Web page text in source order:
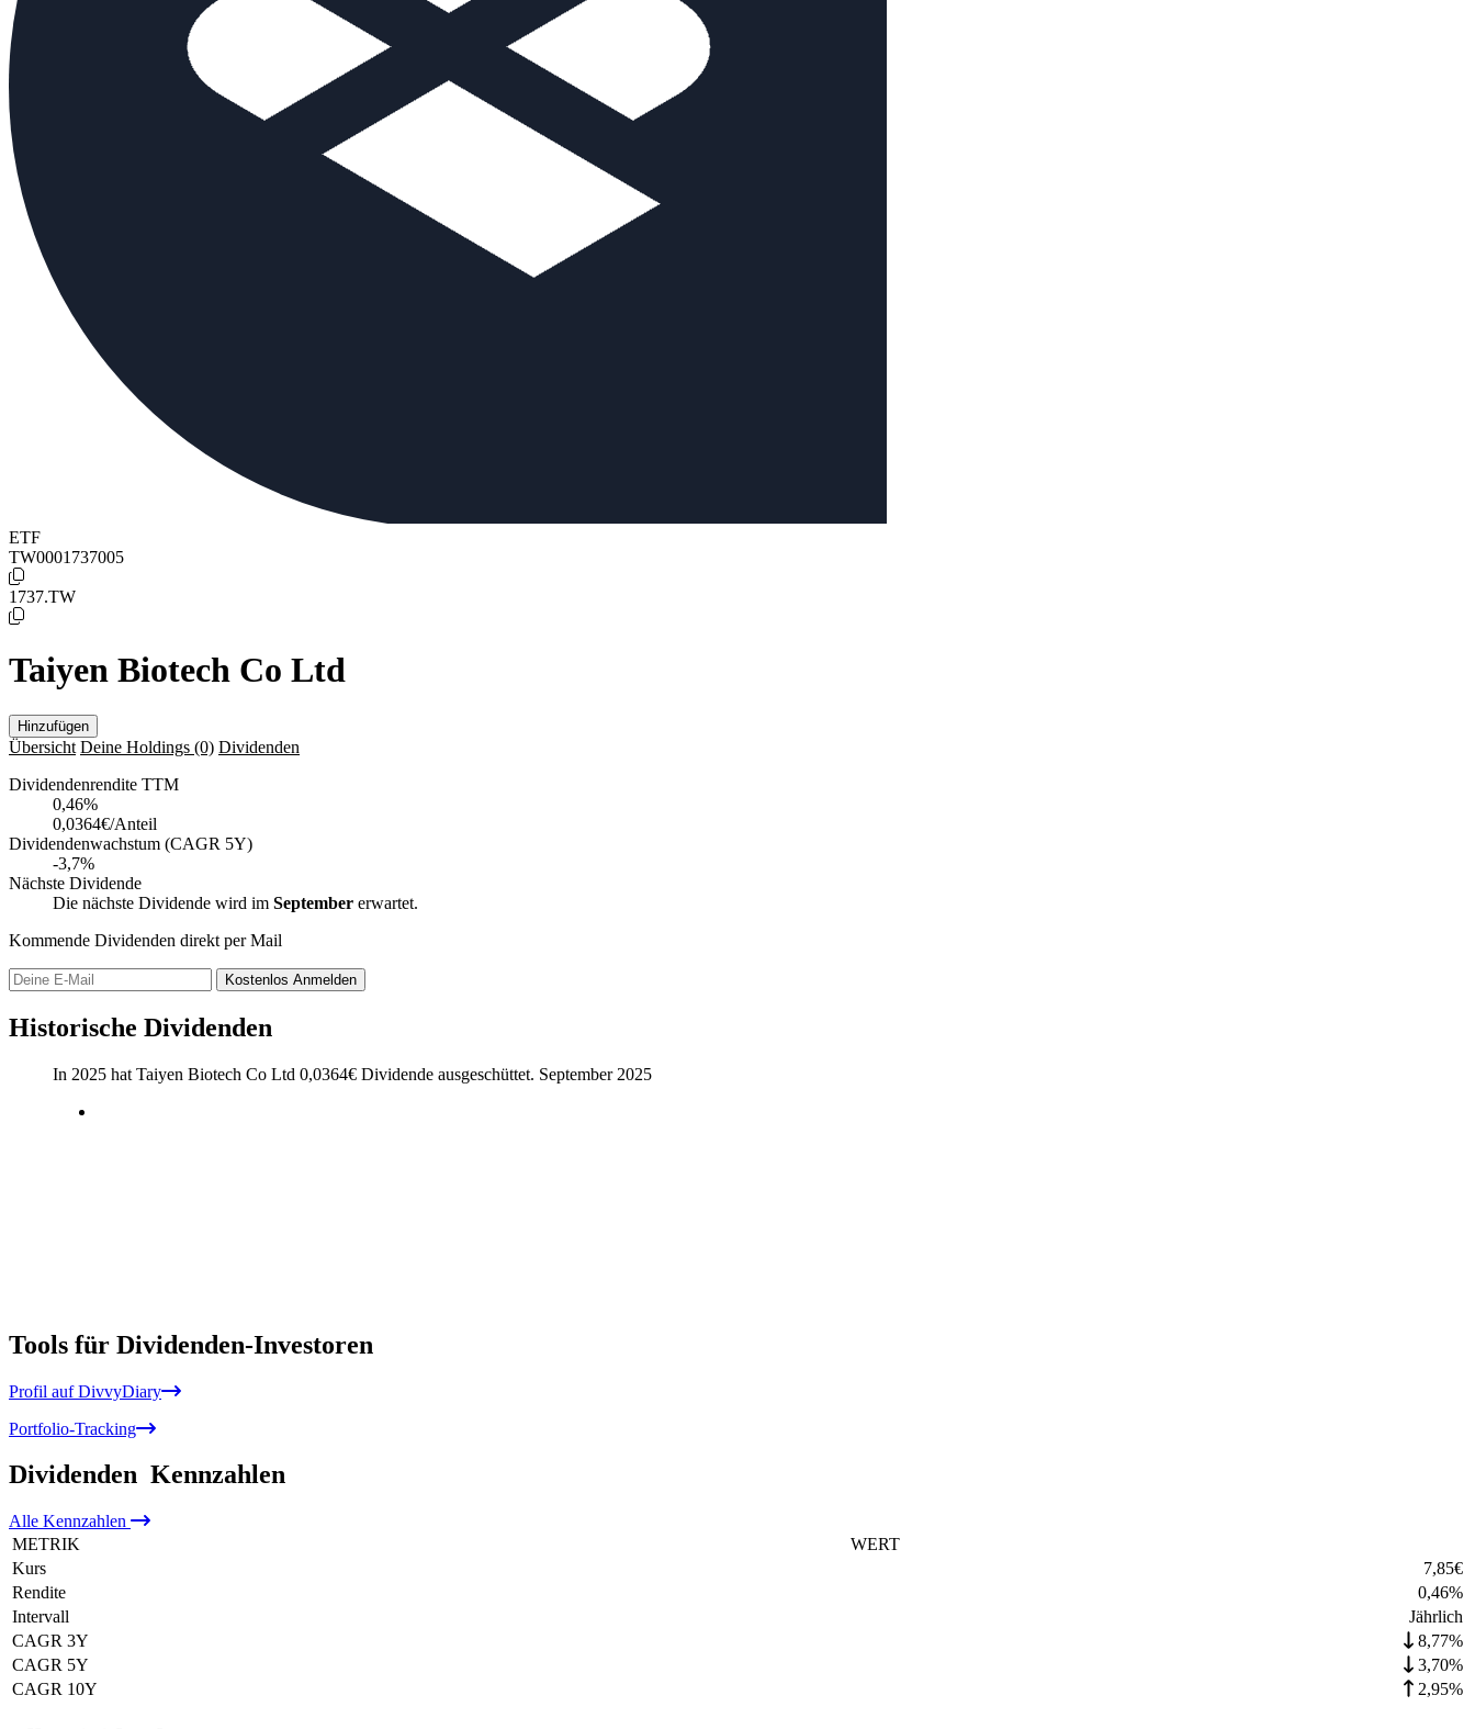
ETF
TW0001737005
1737.TW
Taiyen Biotech Co Ltd
Hinzufügen
Übersicht Deine Holdings (0) Dividenden
Dividendenrendite TTM
0,46%
0,0364€/Anteil
Dividendenwachstum (CAGR 5Y)
-3,7%
Nächste Dividende
Die nächste Dividende wird im September erwartet.
Kommende Dividenden direkt per Mail
Kostenlos Anmelden
Historische Dividenden
In 2025 hat Taiyen Biotech Co Ltd 0,0364€ Dividende ausgeschüttet. September 2025
Tools für Dividenden-Investoren
Profil auf DivvyDiary
Portfolio-Tracking
Dividenden Kennzahlen
Alle Kennzahlen
METRIK
WERT
Kurs
7,85€
Rendite
0,46%
Intervall
Jährlich
CAGR 3Y
8,77%
CAGR 5Y
3,70%
CAGR 10Y
2,95%